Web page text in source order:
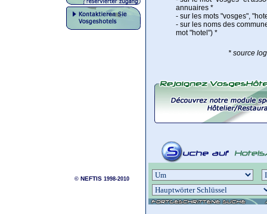
© NEFTIS1998-2010
annuaires *
- sur les mots "vosges",
- sur les noms des
mot "hotel") *
* source